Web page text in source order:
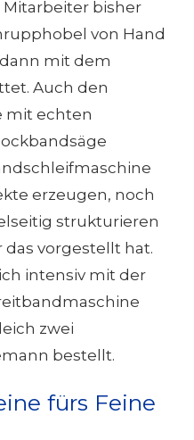
Mitarbeiter bisher
von Hand
mit dem
Auch den
mit echten
erzeugen, noch
strukturieren
vorgestellt hat.
intensiv mit der
zwei
bestellt.
fürs Feine